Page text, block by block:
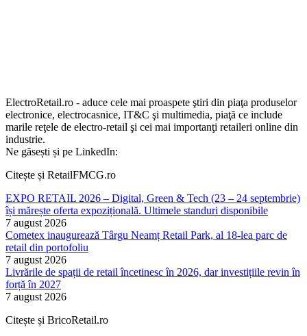
ElectroRetail.ro - aduce cele mai proaspete ştiri din piaţa produselor
electronice, electrocasnice, IT&C şi multimedia, piaţă ce include
marile reţele de electro-retail şi cei mai importanţi retaileri online din
industrie.
Ne găsești și pe LinkedIn:
Citește și RetailFMCG.ro
EXPO RETAIL 2026 – Digital, Green & Tech (23 – 24 septembrie)
își mărește oferta expozițională. Ultimele standuri disponibile
7 august 2026
Cometex inaugurează Târgu Neamț Retail Park, al 18-lea parc de
retail din portofoliu
7 august 2026
Livrările de spații de retail încetinesc în 2026, dar investițiile revin în
forță în 2027
7 august 2026
Citește și BricoRetail.ro